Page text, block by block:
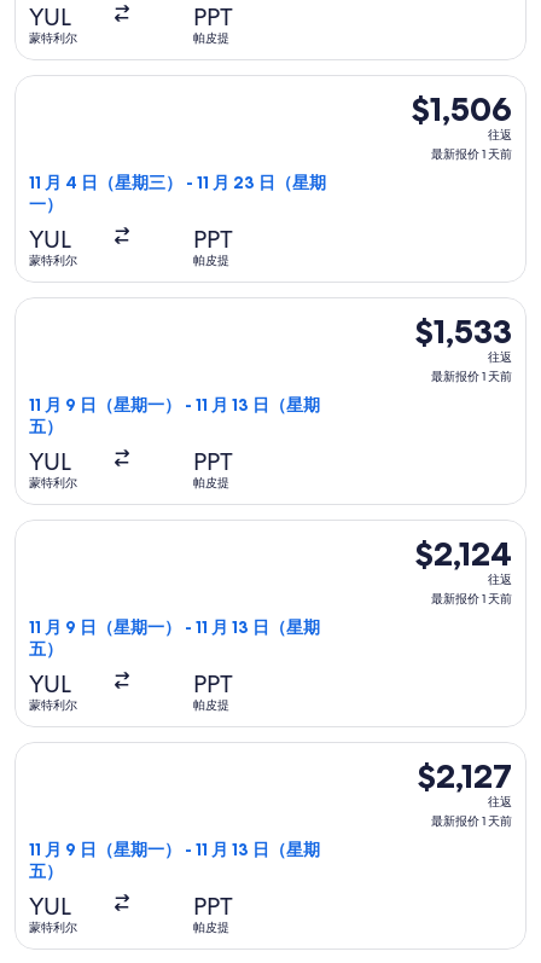
4
前
YUL
蒙特利尔
PPT
帕皮提
$1,506
往
返,
1
前
$1,506
往返
最新报价 1 天前
11 月 4 日（星期三） - 11 月 23 日（星期
一）
YUL
蒙特利尔
PPT
帕皮提
选择联合航空航班，11 月 4 日（星期三）从蒙特利尔前往帕
$1,533
往
返,
1
前
$1,533
往返
最新报价 1 天前
11 月 9 日（星期一） - 11 月 13 日（星期
五）
YUL
蒙特利尔
PPT
帕皮提
选择美国航空航班，11 月 9 日（星期一）从蒙特利尔前往帕
$2,124
往
返,
1
前
$2,124
往返
最新报价 1 天前
11 月 9 日（星期一） - 11 月 13 日（星期
五）
YUL
蒙特利尔
PPT
帕皮提
选择达美航空航班，11 月 9 日（星期一）从蒙特利尔前往帕
$2,127
往
返,
1
$2,127
往返
最新报价 1 天前
11 月 9 日（星期一） - 11 月 13 日（星期
五）
YUL
蒙特利尔
PPT
帕皮提
选择新西兰航空航班，11 月 9 日（星期一）从蒙特利尔前往